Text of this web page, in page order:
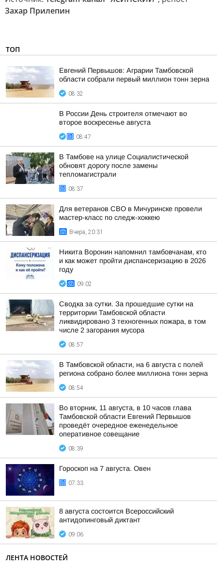
Захар Прилепин
ТОП
Евгений Первышов: Аграрии Тамбовской
области собрали первый миллион тонн зерна
08:32
В России День строителя отмечают во
второе воскресенье августа
08:47
В Тамбове на улице Социалистической
обновят дорогу после замены
тепломагистрали
08:37
Для ветеранов СВО в Мичуринске провели
мастер-класс по следж-хоккею
Вчера, 20:31
Никита Воронин напомнил тамбовчанам, кто
и как может пройти диспансеризацию в 2026
году
09:02
Сводка за сутки. За прошедшие сутки на
территории Тамбовской области
ликвидировано 3 техногенных пожара, в том
числе 2 загорания мусора
08:57
В Тамбовской области, на 6 августа с полей
региона собрано более миллиона тонн зерна
08:54
Во вторник, 11 августа, в 10 часов глава
Тамбовской области Евгений Первышов
проведёт очередное еженедельное
оперативное совещание
08:39
Гороскоп на 7 августа. Овен
07:33
8 августа состоится Всероссийский
антидопинговый диктант
09:06
ЛЕНТА НОВОСТЕЙ